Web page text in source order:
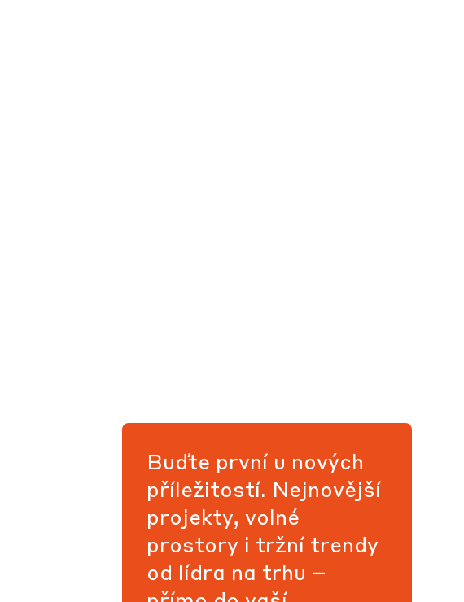
Buďte první u nových
příležitostí. Nejnovější
projekty, volné
prostory i tržní trendy
od lídra na trhu –